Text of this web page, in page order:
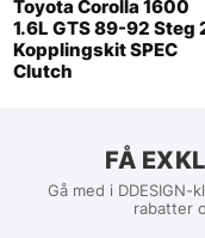
Toyota Corolla 1600
1.6L GTS 89-92 Steg
Kopplingskit SPEC
Clutch
FÅ
Gå med i
rabatter